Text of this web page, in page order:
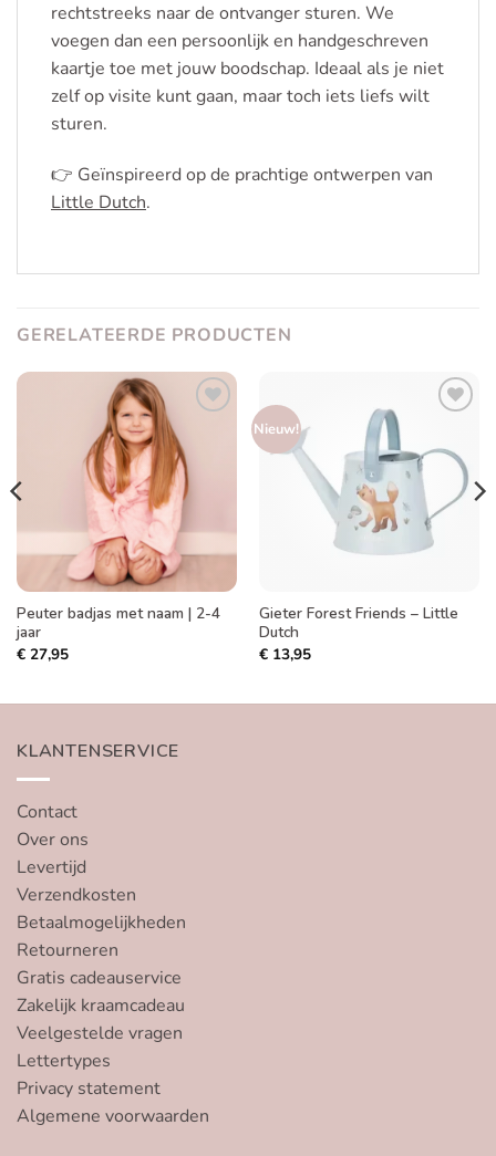
rechtstreeks naar de ontvanger sturen. We
voegen dan een persoonlijk en handgeschreven
kaartje toe met jouw boodschap. Ideaal als je niet
zelf op visite kunt gaan, maar toch iets liefs wilt
sturen.
👉 Geïnspireerd op de prachtige ontwerpen van
Little Dutch.
GERELATEERDE PRODUCTEN
Toevoegen
verlanglijst
Peuter badjas met naam | 2-4
jaar
€27,95
Nieuw!
verlanglijst
Gieter Forest Friends – Little
Dutch
€13,95
KLANTENSERVICE
Contact
Over ons
Levertijd
Verzendkosten
Betaalmogelijkheden
Retourneren
Gratis cadeauservice
Zakelijk kraamcadeau
Veelgestelde vragen
Lettertypes
Privacy statement
Algemene voorwaarden